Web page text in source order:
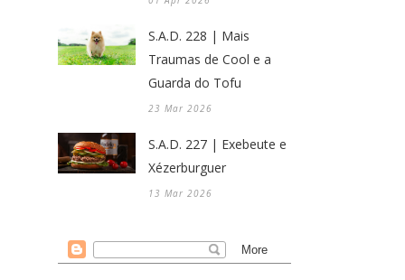
S.A.D. 228 | Mais
Traumas de Cool e a
Guarda do Tofu
23 Mar 2026
S.A.D. 227 | Exebeute e
Xézerburguer
13 Mar 2026